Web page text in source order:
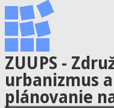
ZUUPS -
urbanizmus
plánovanie